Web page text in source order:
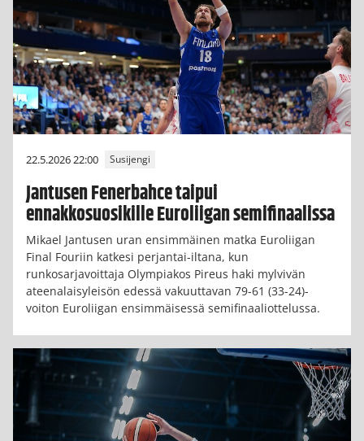
22.5.2026 22:00 Susijengi
Jantusen Fenerbahce taipui
ennakkosuosikille Euroliigan semifinaalissa
Mikael Jantusen uran ensimmäinen matka Euroliigan
Final Fouriin katkesi perjantai-iltana, kun
runkosarjavoittaja Olympiakos Pireus haki mylvivän
ateenalaisyleisön edessä vakuuttavan 79-61 (33-24)-
voiton Euroliigan ensimmäisessä semifinaaliottelussa.